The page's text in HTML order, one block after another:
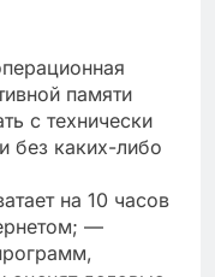
памяти
с технически
каких-либо
на 10 часов
—